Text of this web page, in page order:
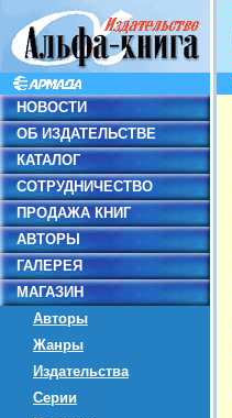
НОВОСТИ
ОБ ИЗДАТЕЛЬСТВЕ
КАТАЛОГ
СОТРУДНИЧЕСТВО
ПРОДАЖА КНИГ
АВТОРЫ
ГАЛЕРЕЯ
МАГАЗИН
Авторы
Жанры
Издательства
Серии